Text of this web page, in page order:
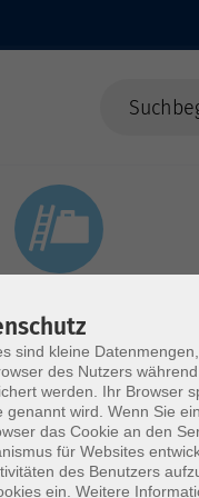
sind kleine
des Nutzers
werden. Ihr Browser
genannt wird. Wenn Sie
das Cookie an den
für Websites
des Benutzers
ein. Weitere